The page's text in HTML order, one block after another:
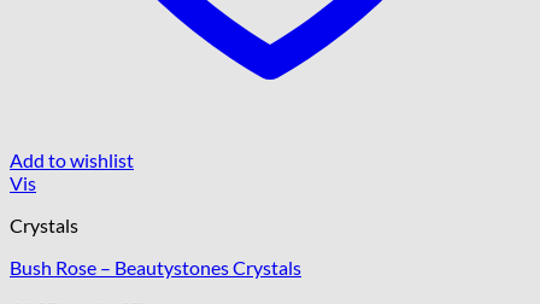
Add to wishlist
Vis
Crystals
Bush Rose – Beautystones Crystals